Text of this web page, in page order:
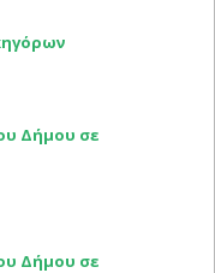
Δήμου σε
Δήμου σε